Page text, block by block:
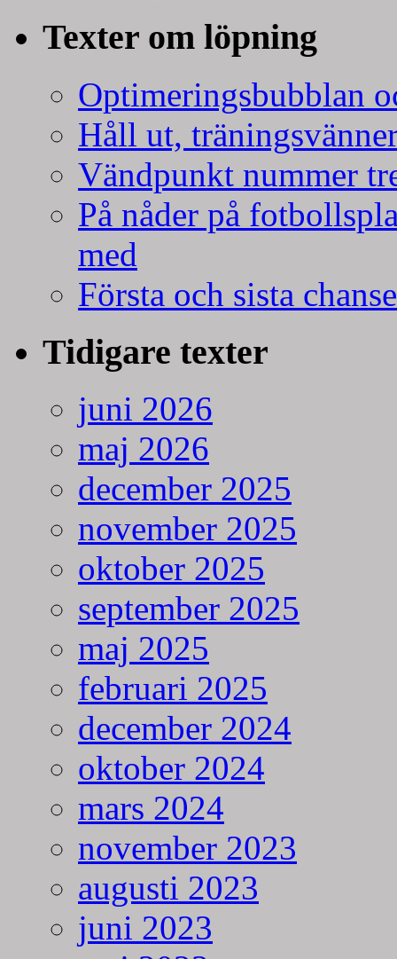
Texter om löpning
Optimeringsbubblan
Håll ut,
Vändpunkt nummer
På nåder på
med
Första och sista
Tidigare texter
juni 2026
maj 2026
december 2025
november 2025
oktober 2025
september 2025
maj 2025
februari 2025
december 2024
oktober 2024
mars 2024
november 2023
augusti 2023
juni 2023